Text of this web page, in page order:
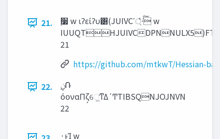
21.
࣮૷ w ιʔείʔυ͸(JUIVCʹ্͛·ͨ͠ w
21
https://github.com/mtkwT/Hessian-
22.
όοναΠζ͕େ͖͘ͳΔ΄ͲTIBSQNJOJNVN
22
·ͱΊ w